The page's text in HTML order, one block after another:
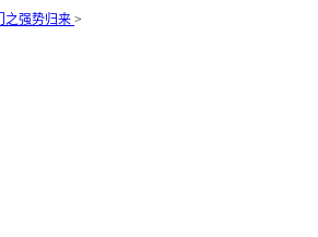
之强势归来 >